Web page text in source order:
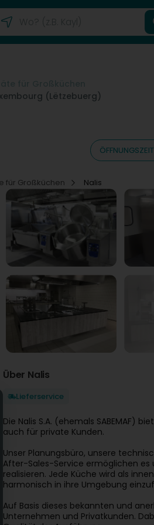
(Lëtzebuerg)
für Großküchen Nalis
Über Nalis
Lieferservice
Die Nalis S.A. (ehemals SABEMAF)
auch für private Kunden.
Unser Planungsbüro, unsere
After-Sales-Service ermöglichen es
realisieren. Jede Küche wird als
harmonisch in ihre Umgebung
Auf Basis dieses bekannten und
Unternehmen und Privatkunden.